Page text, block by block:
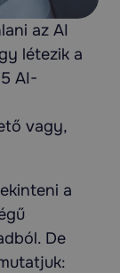
az AI
létezik a
AI-
vagy,
a
De